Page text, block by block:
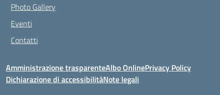
Photo Gallery
Eventi
Contatti
Amministrazione trasparenteAlbo OnlinePrivacy Policy
Dichiarazione di accessibilitàNote legali